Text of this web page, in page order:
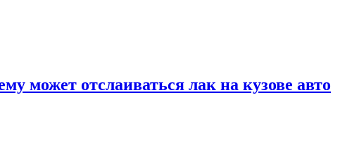
может отслаиваться лак на кузове авто